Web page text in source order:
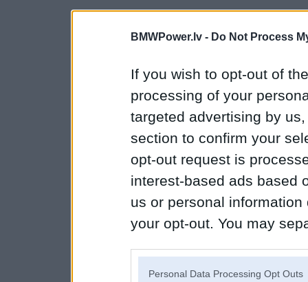
BMWPower.lv - Do Not Process
If you wish to opt-out of
processing of your
targeted advertising by
section to confirm your
opt-out request is
interest-based ads based
us or personal
your opt-out. You may
Personal Data Processing Opt Outs